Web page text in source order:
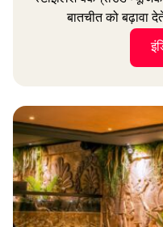
बातचीत को बढ़ावा